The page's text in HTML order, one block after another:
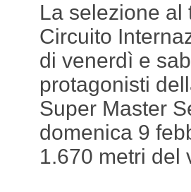
La selezione al
Circuito
di venerdì e
protagonisti
Super Master
domenica 9
1.670 metri del